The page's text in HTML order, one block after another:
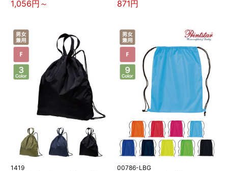
1,056円～ 871円
1419 00786-LBG